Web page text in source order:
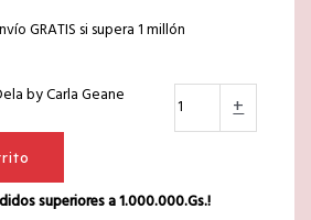
GRATIS si supera 1 millón
by Carla Geane
+
superiores a 1.000.000.Gs.!